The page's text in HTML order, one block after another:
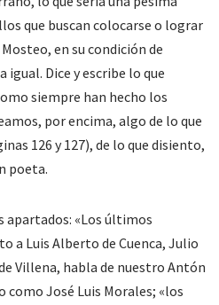
que buscan colocarse o lograr
en su condición de
Dice y escribe lo que
siempre han hecho los
por encima, algo de lo que
126 y 127), de lo que disiento,
poeta.
apartados: «Los últimos
a Luis Alberto de Cuenca, Julio
Villena, habla de nuestro Antón
como José Luis Morales; «los